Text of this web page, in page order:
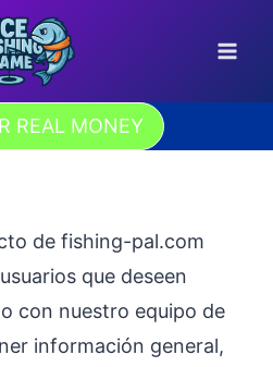
REAL MONEY
de fishing-pal.com
que deseen
con nuestro equipo de
información general,